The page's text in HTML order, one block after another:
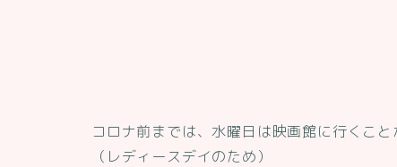
コロナ前までは、水曜日は映画館に行くこと
（レディースデイのため）